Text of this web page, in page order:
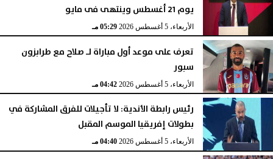
يوم 21 أغسطس وينتهى فى مايو
الأربعاء، 5 أغسطس 2026 05:29 مـ
تعرف على موعد أول مباراة لـ صلاح مع طرابزون
سبور
الأربعاء، 5 أغسطس 2026 04:42 مـ
رئيس رابطة الأندية: لا تأجيلات للفرق المشاركة في
بطولات إفريقيا الموسم المقبل
الأربعاء، 5 أغسطس 2026 04:40 مـ